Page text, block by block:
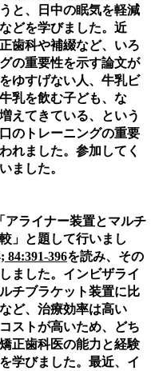
と、日中の眠気を軽減
どを学びました。近
歯科や補綴など、いろ
の重要性を示す論文が
ゆすげない人、牛乳ビ
乳を飲む子ども、な
えてきている、という
のトレーニングの重要
れました。参加してく
ました。
アライナー装置とマルチ
」と題して行いまし
84:391-396を読み、その
ました。インビザライ
チブラケット装置に比
ど、治療効率は高い
ストが高いため、どち
正歯科医の能力と経験
学びました。最近、イ